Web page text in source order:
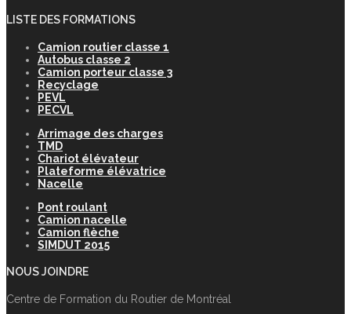
LISTE DES FORMATIONS
Camion routier classe 1
Autobus classe 2
Camion porteur classe 3
Recyclage
PEVL
PECVL
Arrimage des charges
TMD
Chariot élévateur
Plateforme élévatrice
Nacelle
Pont roulant
Camion nacelle
Camion flèche
SIMDUT 2015
NOUS JOINDRE
Centre de Formation du Routier de Montréal